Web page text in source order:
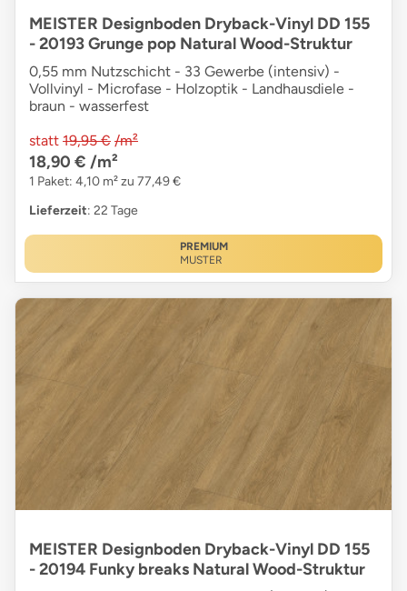
MEISTER Designboden Dryback-Vinyl DD 155
- 20193 Grunge pop Natural Wood-Struktur
0,55 mm Nutzschicht - 33 Gewerbe (intensiv) -
Vollvinyl - Microfase - Holzoptik - Landhausdiele -
braun - wasserfest
statt 19,95 € /m²
18,90 € /m²
1 Paket: 4,10 m² zu 77,49 €
Lieferzeit: 22 Tage
PREMIUM
MUSTER
MEISTER Designboden Dryback-Vinyl DD 155
- 20194 Funky breaks Natural Wood-Struktur